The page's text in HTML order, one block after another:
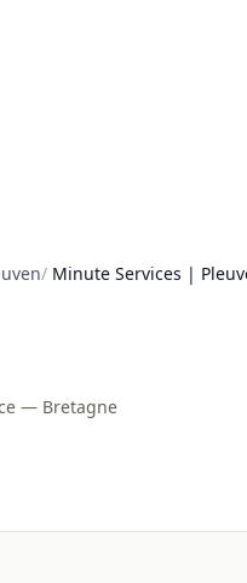
/ Minute Services |
— Bretagne